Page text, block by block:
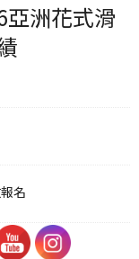
亞洲花式滑
名
宜